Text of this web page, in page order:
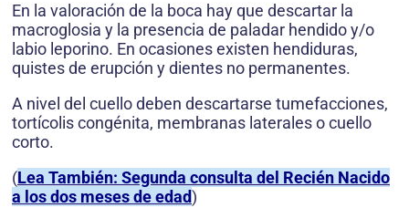
En la valoración de la boca hay que descartar la
macroglosia y la presencia de paladar hendido y/o
labio leporino. En ocasiones existen hendiduras,
quistes de erupción y dientes no permanentes.
A nivel del cuello deben descartarse tumefacciones,
tortícolis congénita, membranas laterales o cuello
corto.
(Lea También: Segunda consulta del Recién Nacido
a los dos meses de edad)